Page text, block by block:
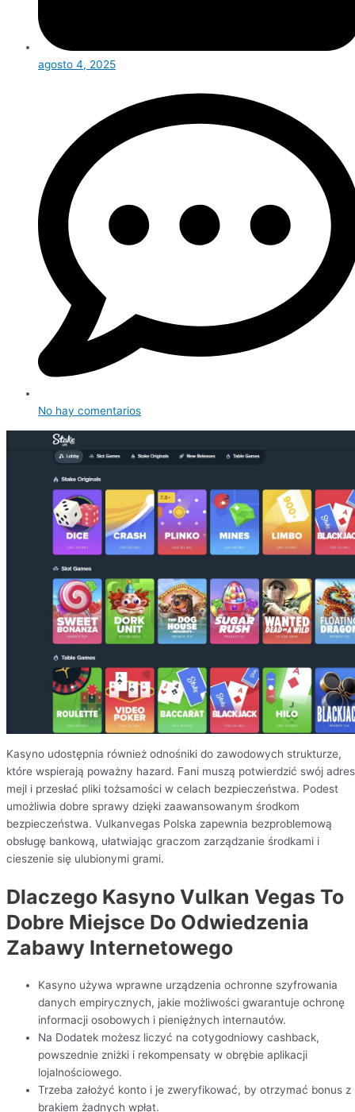
agosto 4, 2025
No hay comentarios
Kasyno udostępnia również odnośniki do zawodowych strukturze,
które wspierają poważny hazard. Fani muszą potwierdzić swój adres
mejl i przesłać pliki tożsamości w celach bezpieczeństwa. Podest
umożliwia dobre sprawy dzięki zaawansowanym środkom
bezpieczeństwa. Vulkanvegas Polska zapewnia bezproblemową
obsługę bankową, ułatwiając graczom zarządzanie środkami i
cieszenie się ulubionymi grami.
Dlaczego Kasyno Vulkan Vegas To
Dobre Miejsce Do Odwiedzenia
Zabawy Internetowego
Kasyno używa wprawne urządzenia ochronne szyfrowania
danych empirycznych, jakie możliwości gwarantuje ochronę
informacji osobowych i pieniężnych internautów.
Na Dodatek możesz liczyć na cotygodniowy cashback,
powszednie zniżki i rekompensaty w obrębie aplikacji
lojalnościowego.
Trzeba założyć konto i je zweryfikować, by otrzymać bonus z
brakiem żadnych wpłat.